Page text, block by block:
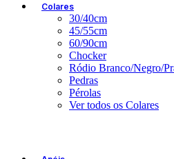
Colares
30/40cm
45/55cm
60/90cm
Chocker
Ródio Branco/Negro/
Pedras
Pérolas
Ver todos os Colares